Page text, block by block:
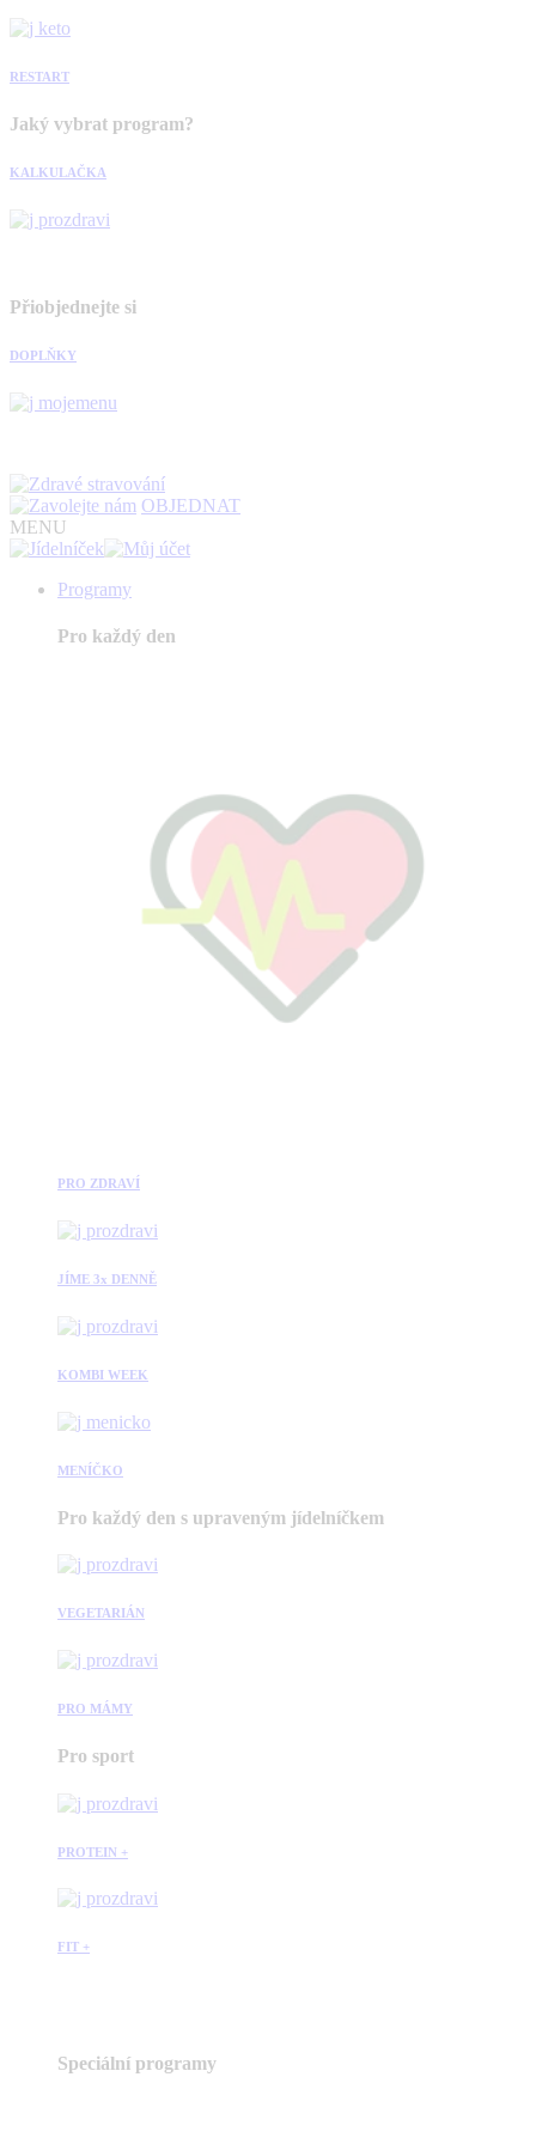
RESTART
Jaký vybrat program?
KALKULAČKA
Přiobjednejte si
DOPLŇKY
OBJEDNAT
MENU
Programy
Pro každý den
PRO ZDRAVÍ
JÍME 3x DENNĚ
KOMBI WEEK
MENÍČKO
Pro každý den s upraveným jídelníčkem
VEGETARIÁN
PRO MÁMY
Pro sport
PROTEIN +
FIT +
Speciální programy